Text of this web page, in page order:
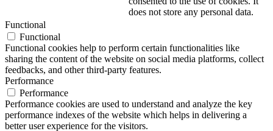
does not store any personal data.
Functional
Functional
Functional cookies help to perform certain functionalities like
sharing the content of the website on social media platforms, collect
feedbacks, and other third-party features.
Performance
Performance
Performance cookies are used to understand and analyze the key
performance indexes of the website which helps in delivering a
better user experience for the visitors.